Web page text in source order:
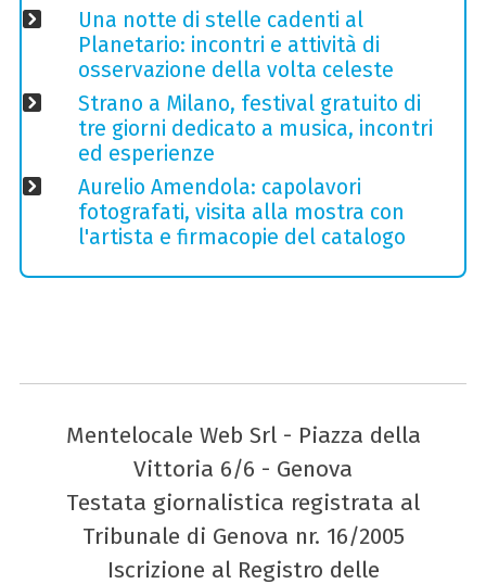
Una notte di stelle cadenti al
Planetario: incontri e attività di
osservazione della volta celeste
Strano a Milano, festival gratuito di
tre giorni dedicato a musica, incontri
ed esperienze
Aurelio Amendola: capolavori
fotografati, visita alla mostra con
l'artista e firmacopie del catalogo
Mentelocale Web Srl - Piazza della
Vittoria 6/6 - Genova
Testata giornalistica registrata al
Tribunale di Genova nr. 16/2005
Iscrizione al Registro delle